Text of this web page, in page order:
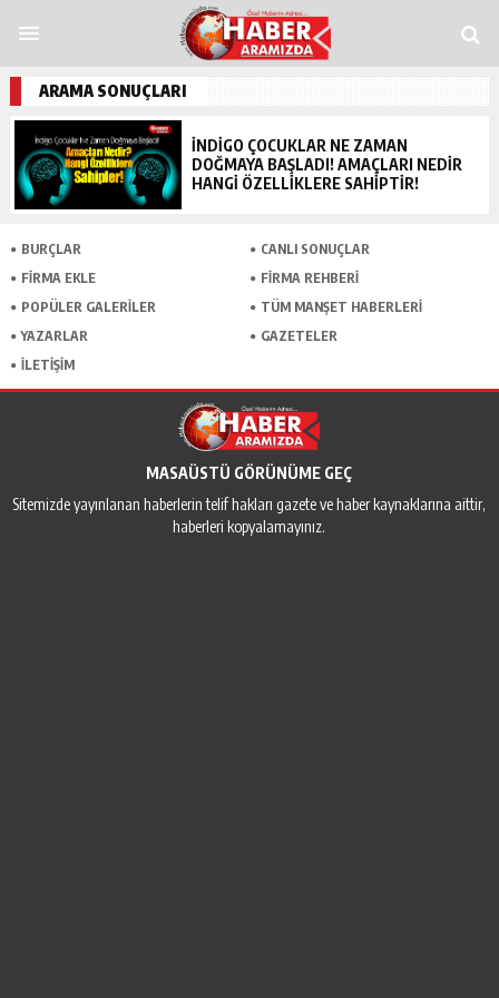
grandpashabetfunbahis
ARAMA SONUÇLARI
İNDIGO ÇOCUKLAR NE ZAMAN
DOĞMAYA BAŞLADI! AMAÇLARI NEDIR
HANGI ÖZELLIKLERE SAHIPTIR!
BURÇLAR
CANLI SONUÇLAR
FİRMA EKLE
FİRMA REHBERİ
POPÜLER GALERİLER
TÜM MANŞET HABERLERİ
YAZARLAR
GAZETELER
İLETİŞİM
MASAÜSTÜ GÖRÜNÜME GEÇ
Sitemizde yayınlanan haberlerin telif hakları gazete ve haber kaynaklarına aittir,
haberleri kopyalamayınız.